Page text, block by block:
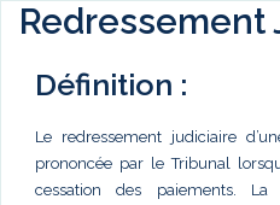
Redressement
Définition :
Le redressement judiciaire
prononcée par le Tribunal
cessation des paiements. La